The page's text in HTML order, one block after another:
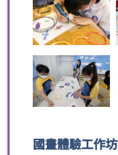
國畫體驗工作坊